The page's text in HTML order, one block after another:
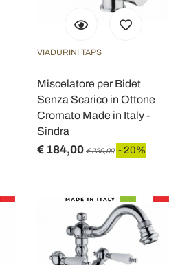
VIADURINI TAPS
Miscelatore per Bidet
Senza Scarico in Ottone
Cromato Made in Italy -
Sindra
€ 184,00 € 230,00 - 20%